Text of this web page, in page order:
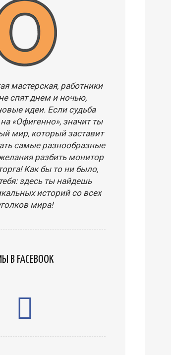
мастерская, работники
спят днем и ночью,
идеи. Если судьба
«Офигенно», значит ты
мир, который заставит
самые разнообразные
разбить монитор
Как бы то ни было,
здесь ты найдешь
историй со всех
мира!
В FACEBOOK